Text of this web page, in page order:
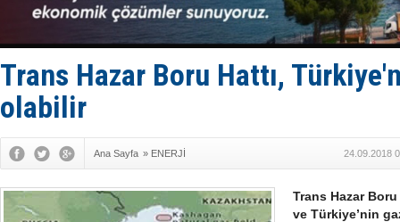
Limana
Türk
Hüseyin
Med
Trans Hazar Boru Hattı,
olabilir
Ana Sayfa » ENERJİ 24.09.2018
Trans Hazar
ve Türkiye’nin